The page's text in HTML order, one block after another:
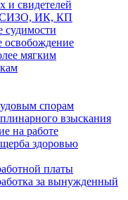
и свидетелей
СИЗО, ИК, КП
судимости
освобождение
мягким
спорам
взыскания
на работе
здоровью
платы
за вынужденный